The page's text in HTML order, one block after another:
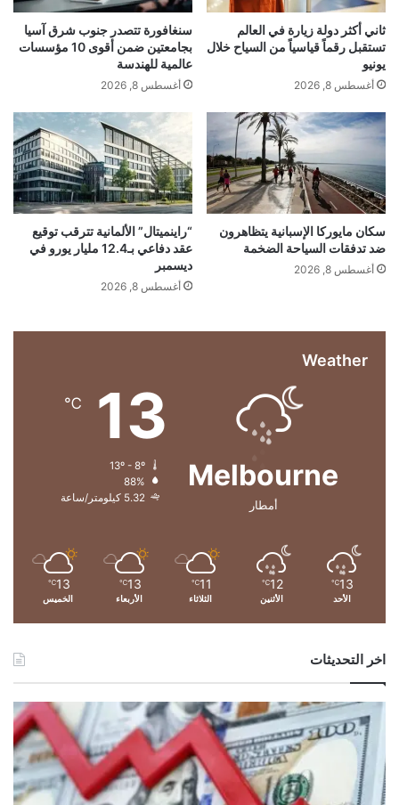
شارك هذا الموضوع:
فيس بوك
ج
ا
ر
ي
ا
ل
الرئيس الصيني بعدم ترامب
تعهد
ل
س
ا
ا
ل
م
ي
ر
ك
ي
ة
ا
م
ب
ن
د
ا
س
ب
ب
ت
ا
ثاني أكثر دولة زيارة في العالم
تستقبل رقماً قياسياً من السياح خلال
يونيو
أغسطس 8, 2026
سنغافورة تتصدر جنوب شرق آسيا
بجامعتين ضمن أقوى 10 مؤسسات
عالمية للهندسة
أغسطس 8, 2026
سكان مايوركا الإسبانية يتظاهرون
ضد تدفقات السياحة الضخمة
أغسطس 8, 2026
“راينميتال” الألمانية تترقب توقيع
عقد دفاعي بـ12.4 مليار يورو في
ديسمبر
أغسطس 8, 2026
Weather
Melbourne
أمطار
13
℃
88%
5.32 كيلومتر/ساعة
13
℃
الأحد
12
℃
الأثنين
11
℃
الثلاثاء
13
℃
الأربعاء
13
℃
الخميس
اخر التحديثات